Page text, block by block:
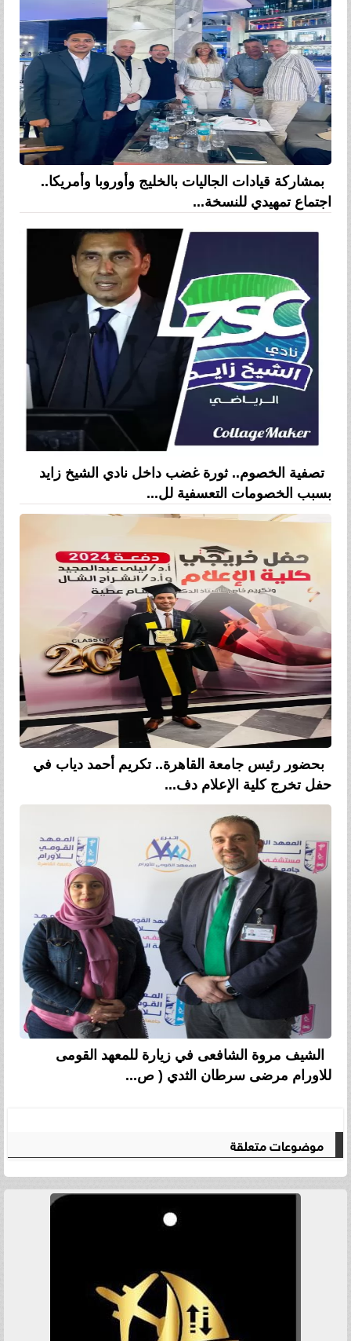
بمشاركة قيادات الجاليات بالخليج وأوروبا وأمريكا..
اجتماع تمهيدي للنسخة...
تصفية الخصوم.. ثورة غضب داخل نادي الشيخ زايد
بسبب الخصومات التعسفية لل...
بحضور رئيس جامعة القاهرة.. تكريم أحمد دياب في
حفل تخرج كلية الإعلام دف...
الشيف مروة الشافعى في زيارة للمعهد القومى
للاورام مرضى سرطان الثدي ( ص...
موضوعات متعلقة